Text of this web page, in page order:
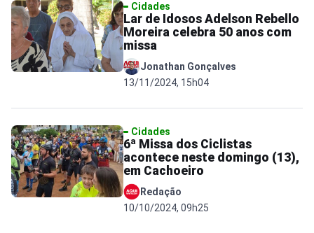
Cidades
Lar de Idosos Adelson Rebello
Moreira celebra 50 anos com
missa
Jonathan Gonçalves
13/11/2024, 15h04
Cidades
6ª Missa dos Ciclistas
acontece neste domingo (13),
em Cachoeiro
Redação
10/10/2024, 09h25